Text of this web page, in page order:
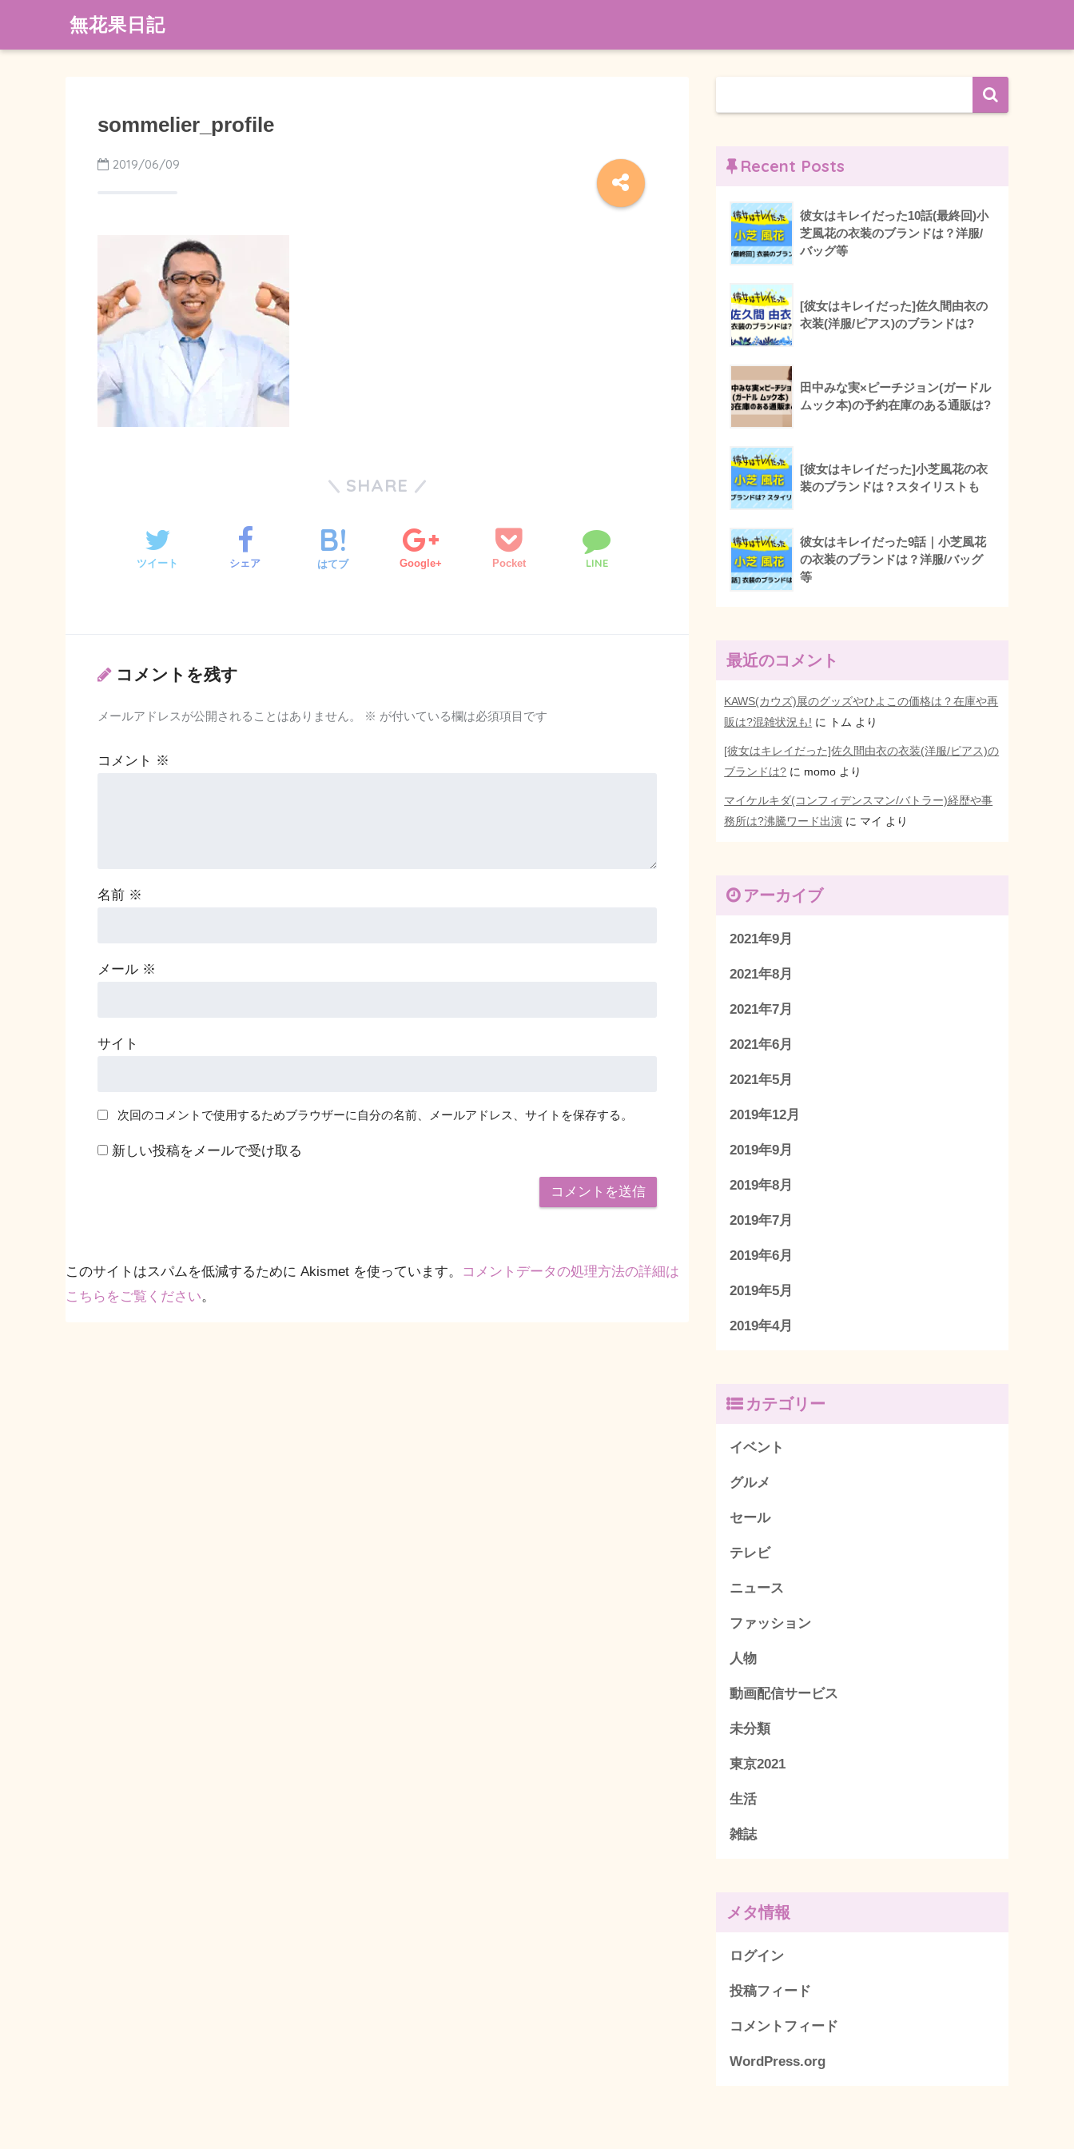
無花果日記
sommelier_profile
2019/06/09
SHARE
ツイート シェア はてブ Google+ Pocket LINE
コメントを残す
メールアドレスが公開されることはありません。 ※ が付いている欄は必須項目です
コメント ※
名前 ※
メール ※
サイト
次回のコメントで使用するためブラウザーに自分の名前、メールアドレス、サイトを保存する。
新しい投稿をメールで受け取る
このサイトはスパムを低減するために Akismet を使っています。
コメントデータの処理方法の詳細は
こちらをご覧ください。
Recent Posts
彼女はキレイだった10話(最終回)小
芝風花の衣装のブランドは？洋服/
バッグ等
[彼女はキレイだった]佐久間由衣の
衣装(洋服/ピアス)のブランドは?
田中みな実×ピーチジョン(ガードル
ムック本)の予約在庫のある通販は?
[彼女はキレイだった]小芝風花の衣
装のブランドは？スタイリストも
彼女はキレイだった9話｜小芝風花
の衣装のブランドは？洋服/バッグ
等
最近のコメント
KAWS(カウズ)展のグッズやひよこの価格は？在庫や再
販は?混雑状況も! に トム より
[彼女はキレイだった]佐久間由衣の衣装(洋服/ピアス)の
ブランドは? に momo より
マイケルキダ(コンフィデンスマン/バトラー)経歴や事
務所は?沸騰ワード出演 に マイ より
アーカイブ
2021年9月
2021年8月
2021年7月
2021年6月
2021年5月
2019年12月
2019年9月
2019年8月
2019年7月
2019年6月
2019年5月
2019年4月
カテゴリー
イベント
グルメ
セール
テレビ
ニュース
ファッション
人物
動画配信サービス
未分類
東京2021
生活
雑誌
メタ情報
ログイン
投稿フィード
コメントフィード
WordPress.org